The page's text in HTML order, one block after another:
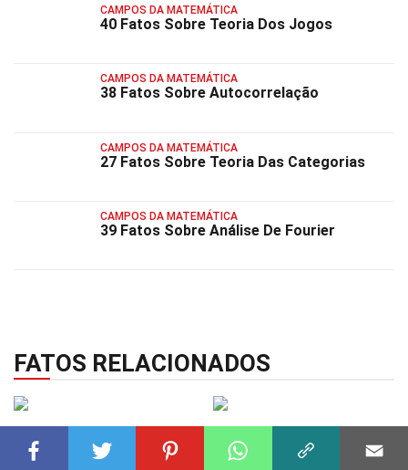
CAMPOS DA MATEMÁTICA
40 Fatos Sobre Teoria Dos Jogos
CAMPOS DA MATEMÁTICA
38 Fatos Sobre Autocorrelação
CAMPOS DA MATEMÁTICA
27 Fatos Sobre Teoria Das Categorias
CAMPOS DA MATEMÁTICA
39 Fatos Sobre Análise De Fourier
FATOS RELACIONADOS